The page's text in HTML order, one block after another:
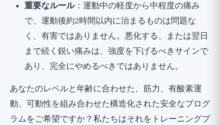
重要なルール：運動中の軽度から中程度の痛み
で、運動後約2時間以内に治まるものは問題な
く、有害ではありません。悪化する、または翌日
まで続く鋭い痛みは、強度を下げるべきサインで
あり、完全にやめるべきではありません。
あなたのレベルと年齢に合わせた、筋力、有酸素運
動、可動性を組み合わせた構造化された安全なプログ
ラムをご希望ですか？私たちはそれを トレーニングプ